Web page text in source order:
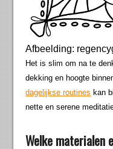
Afbeelding:
Het is slim om na te
dekking en hoogte
dagelijkse routines kan
nette en serene
Welke materialen